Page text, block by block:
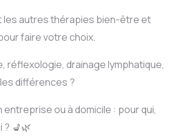
les autres thérapies bien-être et
faire votre choix.
réflexologie, drainage lymphatique,
différences ?
entreprise ou à domicile : pour qui,
? 💺🌿